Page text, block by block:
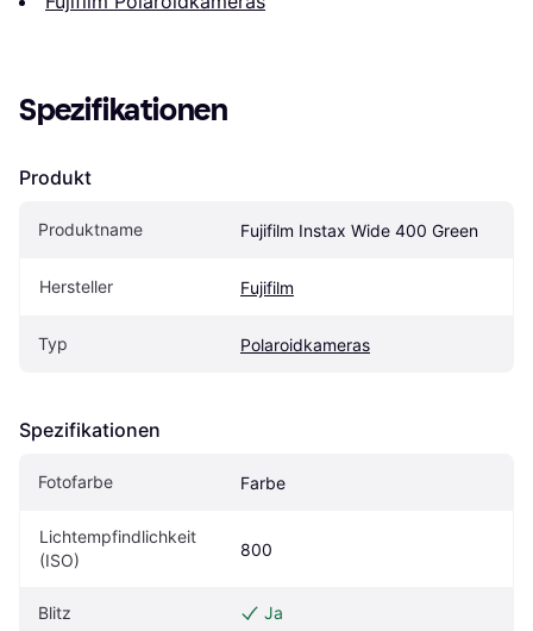
Spezifikationen
Produkt
Produktname Fujifilm Instax Wide 400 Green
Hersteller Fujifilm
Typ Polaroidkameras
Spezifikationen
Fotofarbe Farbe
Lichtempfindlichkeit
(ISO)
800
Blitz Ja